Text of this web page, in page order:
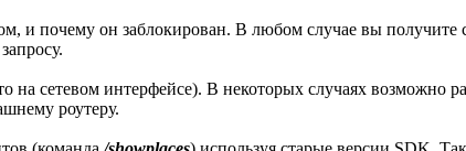
и почему он заблокирован. В любом случае вы получите
на сетевом интерфейсе). В некоторых случаях возможно
роутеру.